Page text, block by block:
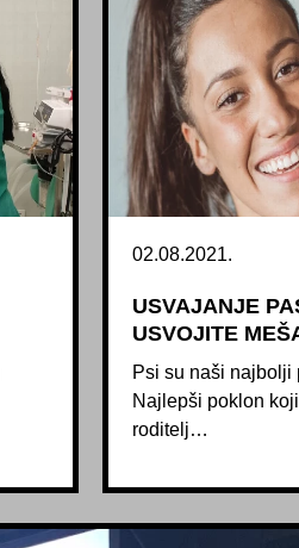
02.08.2021.
USVAJANJE
USVOJITE
Psi su naši najbolji
Najlepši poklon
roditelj…